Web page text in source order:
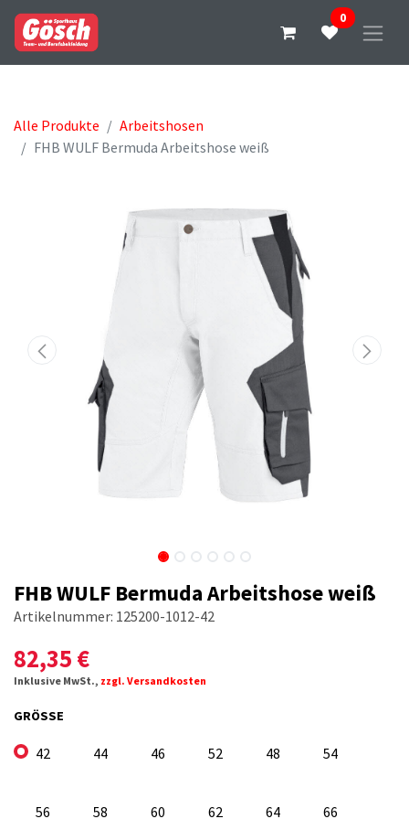
0
Alle Produkte
Arbeitshosen
FHB WULF Bermuda Arbeitshose weiß
FHB WULF Bermuda Arbeitshose weiß
Artikelnummer: 125200-1012-42
82,35 €
Inklusive MwSt., zzgl. Versandkosten
GRÖSSE
42 44 46 52 48 54
56 58 60 62 64 66